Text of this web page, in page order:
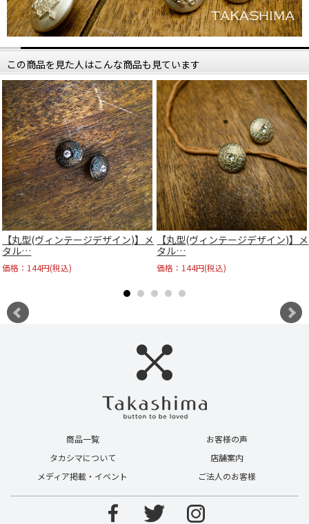
この商品を見た人はこんな商品も見ています
【丸型(ヴィンテージデザイン)】メ
タル…
価格：144円(税込)
【丸型(ヴィンテージデザイン)】メ
タル…
価格：144円(税込)
商品一覧
お客様の声
タカシマについて
店舗案内
メディア掲載・イベント
ご法人のお客様